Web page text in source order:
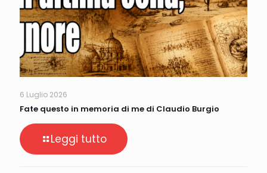
6 Luglio 2026
Fate questo in memoria di me di Claudio Burgio
Leggi tutto